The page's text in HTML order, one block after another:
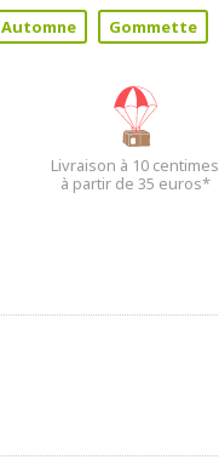
Automne Gommette
Livraison à 10 centimes
à partir de 35 euros*